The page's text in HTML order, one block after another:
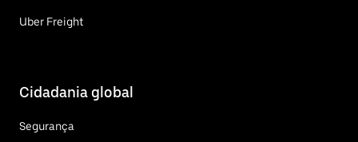
Uber Freight
Cidadania global
Segurança